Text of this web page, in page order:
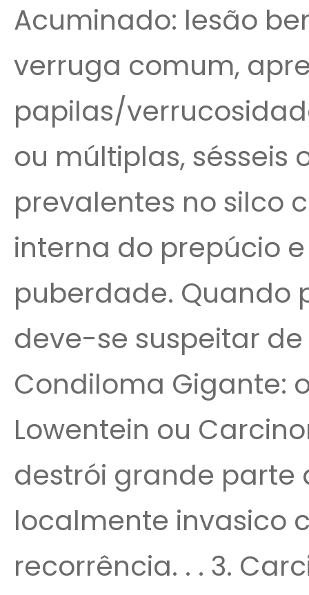
Acuminado: lesão
verruga comum,
papilas/
ou múltiplas, sésseis
prevalentes no silco
interna do prepúcio
puberdade. Quando
deve-se suspeitar de
Condiloma Gigante:
Lowentein ou
destrói grande parte
localmente invasico
recorrência. . . 3.